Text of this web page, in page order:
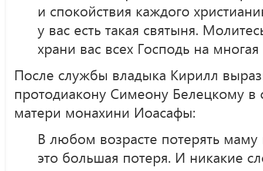
и спокойствия каждого
у вас есть такая святыня.
храни вас всех Господь на многая
После службы владыка Кирилл
протодиакону Симеону Белецкому в
матери монахини Иоасафы:
В любом возрасте потерять
это большая потеря. И никакие